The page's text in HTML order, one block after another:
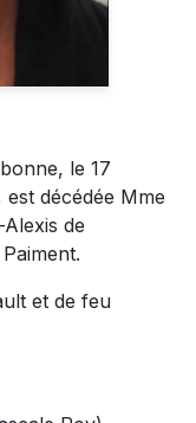
le 17
décédée Mme
de
et de feu